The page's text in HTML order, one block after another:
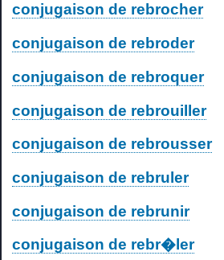
conjugaison de rebrocher
conjugaison de rebroder
conjugaison de rebroquer
conjugaison de rebrouiller
conjugaison de rebrousser
conjugaison de rebruler
conjugaison de rebrunir
conjugaison de rebr�ler